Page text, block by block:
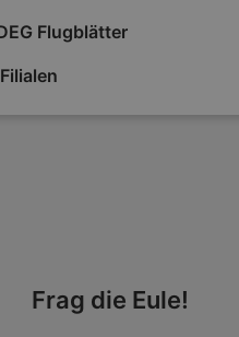
Flugblätter
Frag die Eule!